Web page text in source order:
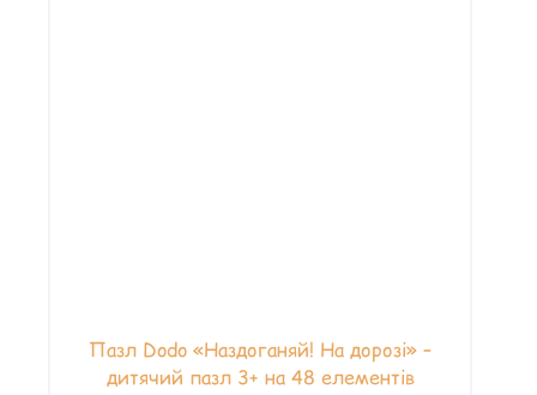
Пазл Dodo «Наздоганяй! На дорозі» –
дитячий пазл 3+ на 48 елементів